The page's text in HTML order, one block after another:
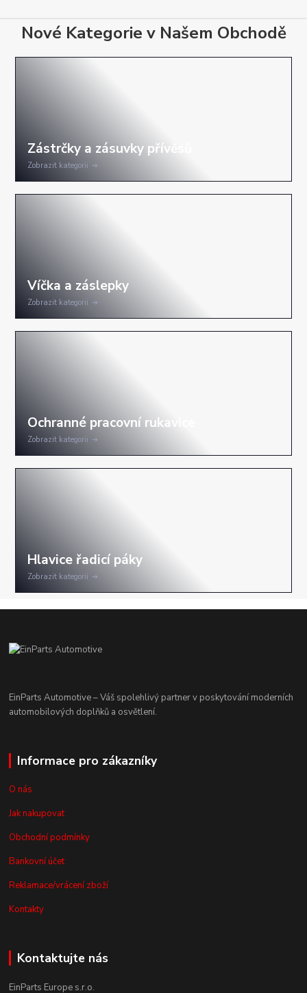
Nové Kategorie v Našem Obchodě
Zobrazit kategorii
Zobrazit kategorii
Zobrazit kategorii
Zobrazit kategorii
EinParts Automotive – Váš spolehlivý partner v poskytování moderních
automobilových doplňků a osvětlení.
Informace pro zákazníky
O nás
Jak nakupovat
Obchodní podmínky
Bankovní účet
Reklamace/vrácení zboží
Kontakty
Kontaktujte nás
EinParts Europe s.r.o.